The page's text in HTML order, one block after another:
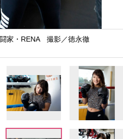
家・RENA 撮影／徳永徹